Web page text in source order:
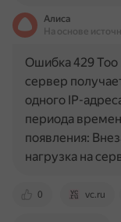
Алиса
На основе
0 vc.ru
Ошибка 429 Too
сервер
одного IP-
периода
появления:
нагрузка на